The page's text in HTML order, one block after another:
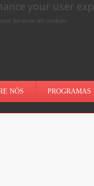
your user
for us to set cookies.
NÓS PROGRAMAS